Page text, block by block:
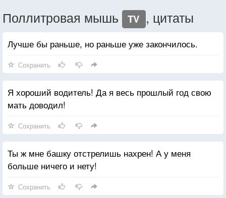
Поллитровая мышь TV , цитаты
Лучше бы раньше, но раньше уже закончилось.
Сохранить
Я хороший водитель! Да я весь прошлый год свою
мать доводил!
Сохранить
Ты ж мне башку отстрелишь нахрен! А у меня
больше ничего и нету!
Сохранить